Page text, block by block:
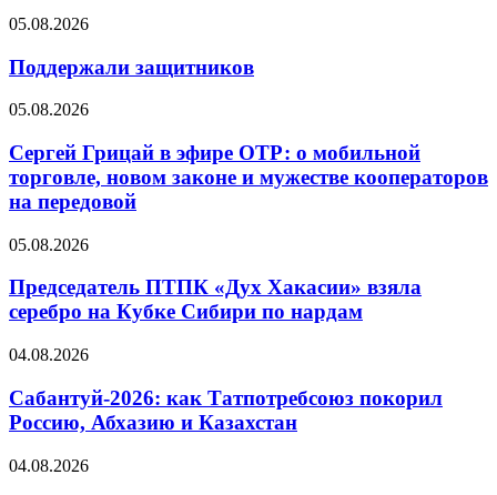
05.08.2026
Поддержали защитников
05.08.2026
Сергей Грицай в эфире ОТР: о мобильной
торговле, новом законе и мужестве кооператоров
на передовой
05.08.2026
Председатель ПТПК «Дух Хакасии» взяла
серебро на Кубке Сибири по нардам
04.08.2026
Сабантуй-2026: как Татпотребсоюз покорил
Россию, Абхазию и Казахстан
04.08.2026